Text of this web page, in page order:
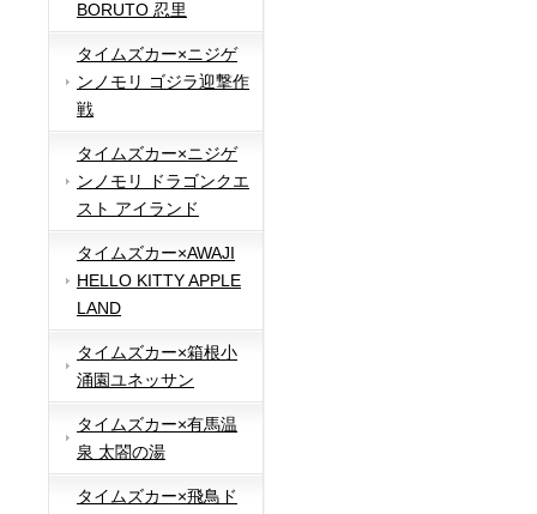
BORUTO 忍里
タイムズカー×ニジゲ
ンノモリ ゴジラ迎撃作
戦
タイムズカー×ニジゲ
ンノモリ ドラゴンクエ
スト アイランド
タイムズカー×AWAJI
HELLO KITTY APPLE
LAND
タイムズカー×箱根小
涌園ユネッサン
タイムズカー×有馬温
泉 太閤の湯
タイムズカー×飛鳥ド